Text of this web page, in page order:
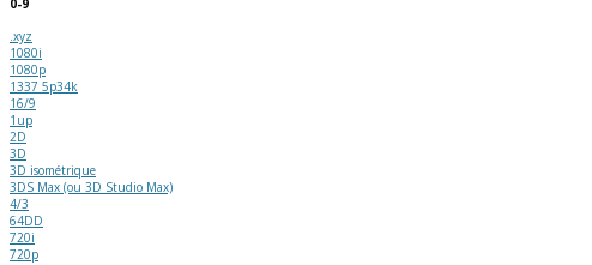
0-9
.xyz
1080i
1080p
1337 5p34k
16/9
1up
2D
3D
3D isométrique
3DS Max (ou 3D Studio Max)
4/3
64DD
720i
720p